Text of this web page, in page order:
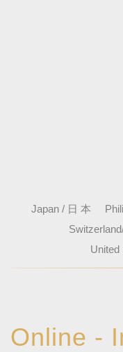
Japan / 日 本
United
Online -